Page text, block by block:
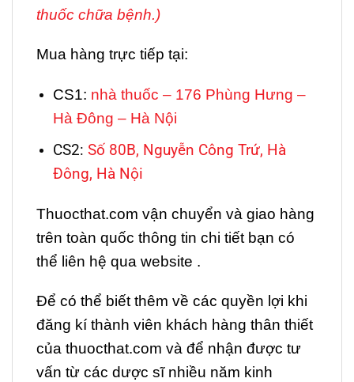
thuốc chữa bệnh.)
Mua hàng trực tiếp tại:
CS1: nhà thuốc – 176 Phùng Hưng –
Hà Đông – Hà Nội
CS2: Số 80B, Nguyễn Công Trứ, Hà
Đông, Hà Nội
Thuocthat.com vận chuyển và giao hàng
trên toàn quốc thông tin chi tiết bạn có
thể liên hệ qua website .
Để có thể biết thêm về các quyền lợi khi
đăng kí thành viên khách hàng thân thiết
của thuocthat.com và để nhận được tư
vấn từ các dược sĩ nhiều năm kinh